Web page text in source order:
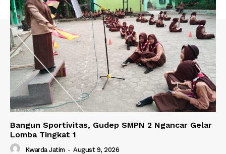
Bangun Sportivitas, Gudep SMPN 2 Ngancar Gelar
Lomba Tingkat 1
Kwarda Jatim - August 9, 2026